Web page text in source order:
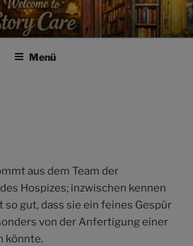
Menü
aus dem Team der
Hospizes; inzwischen kennen
gut, dass sie ein feines Gespür
von der Anfertigung einer
könnte.